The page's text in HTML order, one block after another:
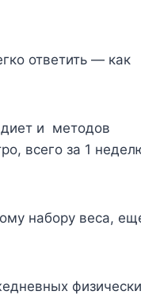
ответить — как
и методов
всего за 1
набору веса,